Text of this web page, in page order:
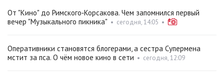
От "Кино" до Римского‑Корсакова. Чем запомнился первый
вечер "Музыкального пикника" • сегодня, 14:05 •
Оперативники становятся блогерами, а сестра Супермена
мстит за пса. О чём новое кино в сети • сегодня, 12:09